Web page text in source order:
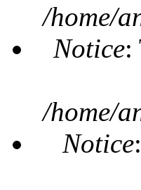
/home/
Notice:
/home/
Notice